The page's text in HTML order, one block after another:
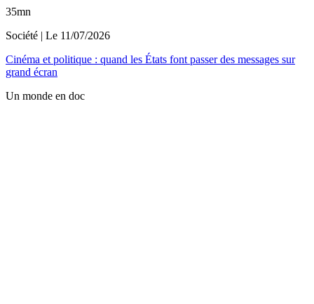
35mn
Société | Le 11/07/2026
Cinéma et politique : quand les États font passer des messages sur
grand écran
Un monde en doc